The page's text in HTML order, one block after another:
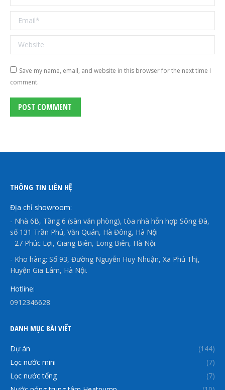
Email *
Website
Save my name, email, and website in this browser for the next time I
comment.
POST COMMENT
THÔNG TIN LIÊN HỆ
Địa chỉ showroom:
- Nhà 6B, Tầng 6 (sàn văn phòng), tòa nhà hỗn hợp Sông Đà,
số 131 Trần Phú, Văn Quán, Hà Đông, Hà Nội
- 27 Phúc Lợi, Giang Biên, Long Biên, Hà Nội.
- Kho hàng: Số 93, Đường Nguyễn Huy Nhuận, Xã Phú Thị,
Huyện Gia Lâm, Hà Nội.
Hotline:
0912346628
DANH MỤC BÀI VIẾT
Dự án
(144)
Lọc nước mini
(7)
Lọc nước tổng
(7)